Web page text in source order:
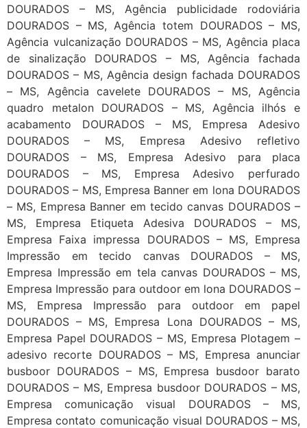
DOURADOS – MS, Agência publicidade rodoviária
DOURADOS – MS, Agência totem DOURADOS – MS,
Agência vulcanização DOURADOS – MS, Agência placa
de sinalização DOURADOS – MS, Agência fachada
DOURADOS – MS, Agência design fachada DOURADOS
– MS, Agência cavelete DOURADOS – MS, Agência
quadro metalon DOURADOS – MS, Agência ilhós e
acabamento DOURADOS – MS, Empresa Adesivo
DOURADOS – MS, Empresa Adesivo refletivo
DOURADOS – MS, Empresa Adesivo para placa
DOURADOS – MS, Empresa Adesivo perfurado
DOURADOS – MS, Empresa Banner em lona DOURADOS
– MS, Empresa Banner em tecido canvas DOURADOS –
MS, Empresa Etiqueta Adesiva DOURADOS – MS,
Empresa Faixa impressa DOURADOS – MS, Empresa
Impressão em tecido canvas DOURADOS – MS,
Empresa Impressão em tela canvas DOURADOS – MS,
Empresa Impressão para outdoor em lona DOURADOS –
MS, Empresa Impressão para outdoor em papel
DOURADOS – MS, Empresa Lona DOURADOS – MS,
Empresa Papel DOURADOS – MS, Empresa Plotagem –
adesivo recorte DOURADOS – MS, Empresa anunciar
busboor DOURADOS – MS, Empresa busdoor barato
DOURADOS – MS, Empresa busdoor DOURADOS – MS,
Empresa comunicação visual DOURADOS – MS,
Empresa contato comunicação visual DOURADOS – MS,